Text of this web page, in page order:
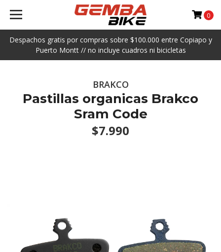
Despachos gratis por compras sobre $100.000 entre Copiapo y
Puerto Montt // no incluye cuadros ni bicicletas
0
BRAKCO
Pastillas organicas Brakco
Sram Code
$7.990